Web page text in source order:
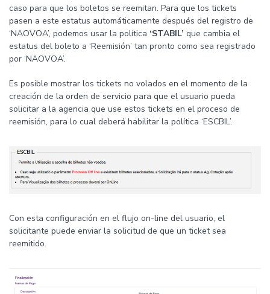
caso para que los boletos se reemitan. Para que los tickets
pasen a este estatus automáticamente después del registro de
‘NAOVOA’, podemos usar la política ‘STABIL’ que cambia el
estatus del boleto a ‘Reemisión’ tan pronto como sea registrado
por ‘NAOVOA’.
Es posible mostrar los tickets no volados en el momento de la
creación de la orden de servicio para que el usuario pueda
solicitar a la agencia que use estos tickets en el proceso de
reemisión, para lo cual deberá habilitar la política ‘ESCBIL’.
Con esta configuración en el flujo on-line del usuario, el
solicitante puede enviar la solicitud de que un ticket sea
reemitido.